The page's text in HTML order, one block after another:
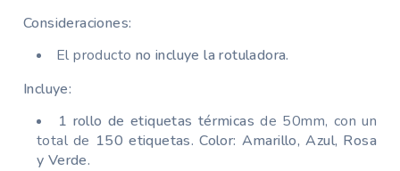
Consideraciones:
El producto no incluye la rotuladora.
Incluye:
1 rollo de etiquetas térmicas de 50mm, con un
total de 150 etiquetas. Color: Amarillo, Azul, Rosa
y Verde.